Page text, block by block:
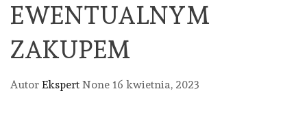
EWENTUALNYM
ZAKUPEM
Autor Ekspert None 16 kwietnia, 2023